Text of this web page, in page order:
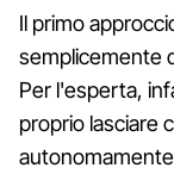
Il primo
semplicemente
Per l'esperta,
proprio lasciare